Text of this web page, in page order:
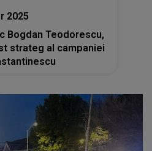
2025
Bogdan Teodorescu,
strateg al campaniei